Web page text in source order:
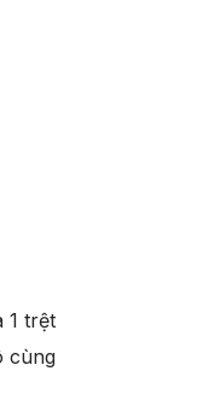
1 trệt
cùng